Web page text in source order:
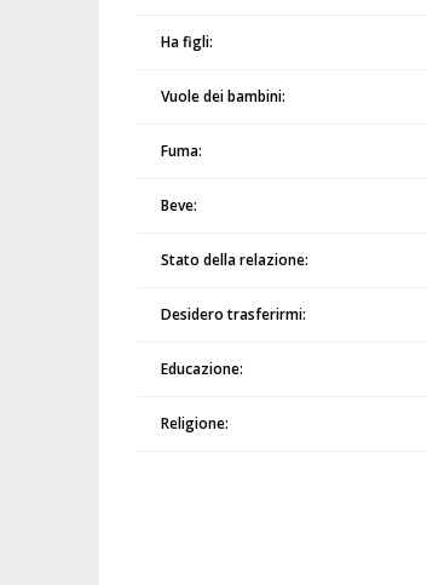
Ha figli:
Vuole dei bambini:
Fuma:
Beve:
Stato della relazione:
Desidero trasferirmi:
Educazione:
Religione: